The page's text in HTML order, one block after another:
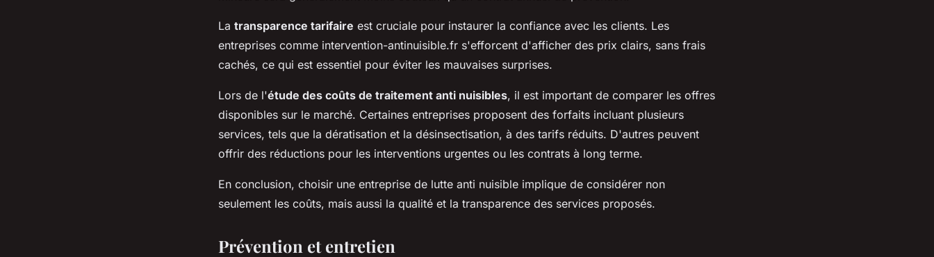
La transparence tarifaire est cruciale pour instaurer la confiance avec les clients. Les
entreprises comme intervention-antinuisible.fr s'efforcent d'afficher des prix clairs, sans frais
cachés, ce qui est essentiel pour éviter les mauvaises surprises.
Lors de l'étude des coûts de traitement anti nuisibles, il est important de comparer les offres
disponibles sur le marché. Certaines entreprises proposent des forfaits incluant plusieurs
services, tels que la dératisation et la désinsectisation, à des tarifs réduits. D'autres peuvent
offrir des réductions pour les interventions urgentes ou les contrats à long terme.
En conclusion, choisir une entreprise de lutte anti nuisible implique de considérer non
seulement les coûts, mais aussi la qualité et la transparence des services proposés.
Prévention et entretien